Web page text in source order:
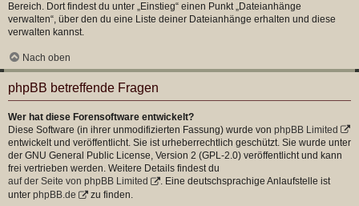
Bereich. Dort findest du unter „Einstieg“ einen Punkt „Dateianhänge
verwalten“, über den du eine Liste deiner Dateianhänge erhalten und diese
verwalten kannst.
Nach oben
phpBB betreffende Fragen
Wer hat diese Forensoftware entwickelt?
Diese Software (in ihrer unmodifizierten Fassung) wurde von phpBB Limited
entwickelt und veröffentlicht. Sie ist urheberrechtlich geschützt. Sie wurde unter
der GNU General Public License, Version 2 (GPL-2.0) veröffentlicht und kann
frei vertrieben werden. Weitere Details findest du
auf der Seite von phpBB Limited
. Eine deutschsprachige Anlaufstelle ist
unter phpBB.de zu finden.